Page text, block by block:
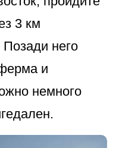
3 км
Позади него
и
немного